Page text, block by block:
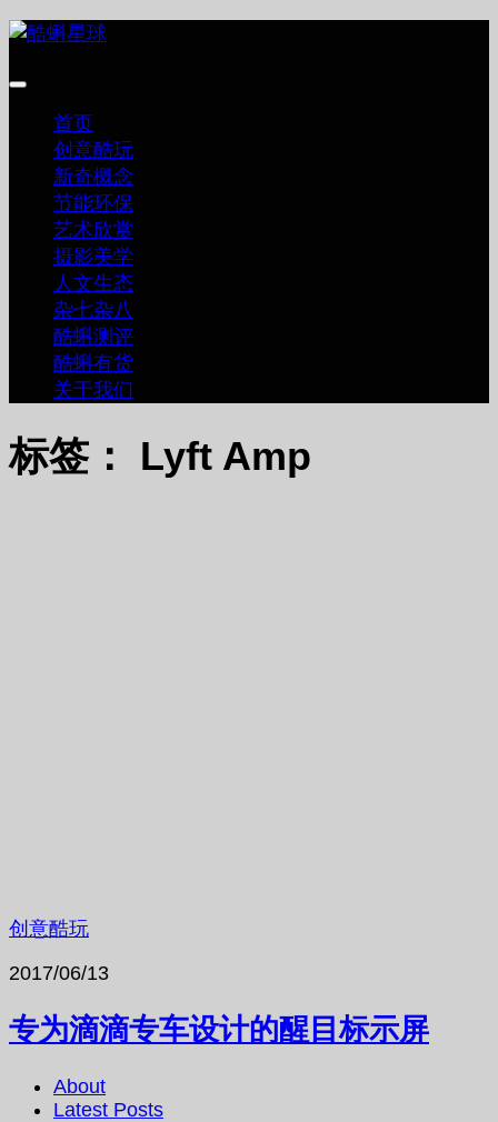
跳
内
首页
创意酷玩
新奇概念
节能环保
艺术欣赏
摄影美学
人文生态
杂七杂八
酷蝌测评
酷蝌有货
关于我们
标签： Lyft Amp
创意酷玩
2017/06/13
专为滴滴专车设计的醒目标示屏
About
Latest Posts